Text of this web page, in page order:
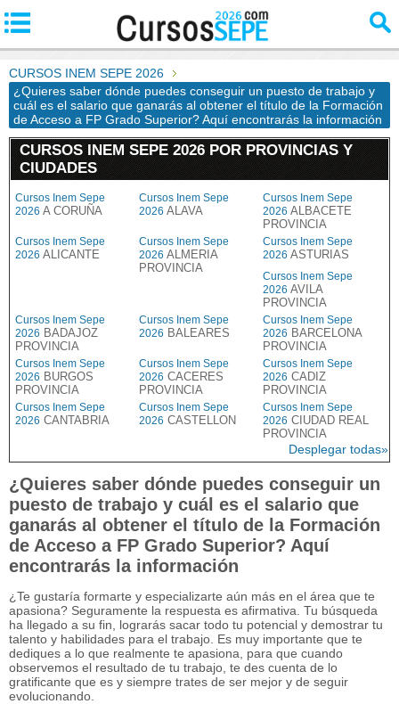
CURSOS INEM SEPE 2026
¿Quieres saber dónde puedes conseguir un puesto de trabajo y
cuál es el salario que ganarás al obtener el título de la Formación
de Acceso a FP Grado Superior? Aquí encontrarás la información
CURSOS INEM SEPE 2026 POR PROVINCIAS Y
CIUDADES
Cursos Inem Sepe
2026 A CORUÑA
Cursos Inem Sepe
2026 ALAVA
Cursos Inem Sepe
2026 ALBACETE
PROVINCIA
Cursos Inem Sepe
2026 ALICANTE
Cursos Inem Sepe
2026 ALMERIA
PROVINCIA
Cursos Inem Sepe
2026 ASTURIAS
Cursos Inem Sepe
2026 AVILA
PROVINCIA
Cursos Inem Sepe
2026 BADAJOZ
PROVINCIA
Cursos Inem Sepe
2026 BALEARES
Cursos Inem Sepe
2026 BARCELONA
PROVINCIA
Cursos Inem Sepe
2026 BURGOS
PROVINCIA
Cursos Inem Sepe
2026 CACERES
PROVINCIA
Cursos Inem Sepe
2026 CADIZ
PROVINCIA
Cursos Inem Sepe
2026 CANTABRIA
Cursos Inem Sepe
2026 CASTELLON
Cursos Inem Sepe
2026 CIUDAD REAL
PROVINCIA
Desplegar todas»
¿Quieres saber dónde puedes conseguir un
puesto de trabajo y cuál es el salario que
ganarás al obtener el título de la Formación
de Acceso a FP Grado Superior? Aquí
encontrarás la información
¿Te gustaría formarte y especializarte aún más en el área que te
apasiona? Seguramente la respuesta es afirmativa. Tu búsqueda
ha llegado a su fin, lograrás sacar todo tu potencial y demostrar tu
talento y habilidades para el trabajo. Es muy importante que te
dediques a lo que realmente te apasiona, para que cuando
observemos el resultado de tu trabajo, te des cuenta de lo
gratificante que es y siempre trates de ser mejor y de seguir
evolucionando.